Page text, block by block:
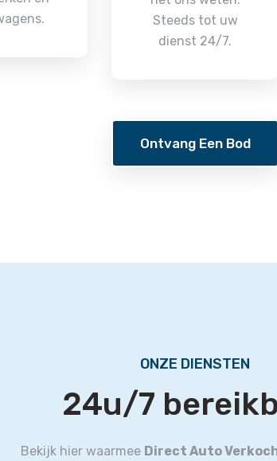
Steeds tot uw
dienst 24/7.
Ontvang Een Bod
ONZE DIENSTEN
24u/7
Bekijk hier waarmee Direct Auto